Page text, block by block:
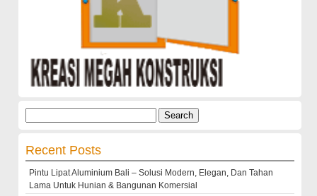
Recent Posts
Pintu Lipat Aluminium Bali – Solusi Modern, Elegan, Dan Tahan
Lama Untuk Hunian & Bangunan Komersial